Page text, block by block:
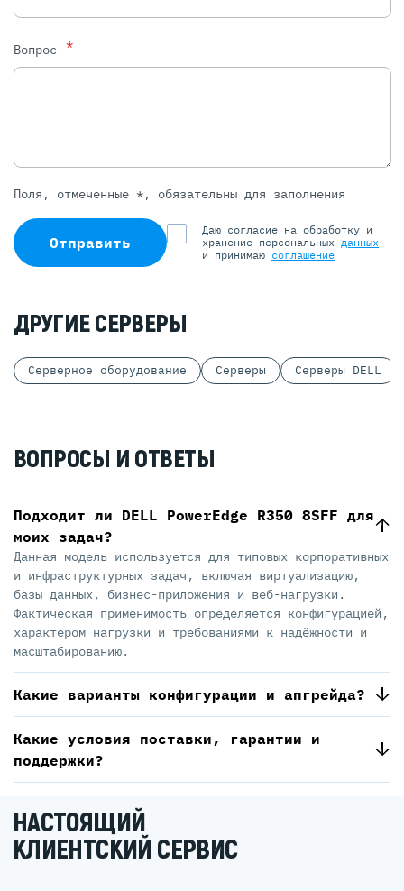
Вопрос *
Поля, отмеченные *, обязательны для заполнения
Отправить
Даю согласие на обработку и
хранение персональных данных
и принимаю соглашение
ДРУГИЕ СЕРВЕРЫ
Серверное оборудование Серверы Серверы DELL
ВОПРОСЫ И ОТВЕТЫ
Подходит ли DELL PowerEdge R350 8SFF для
моих задач?
Данная модель используется для типовых корпоративных
и инфраструктурных задач, включая виртуализацию,
базы данных, бизнес-приложения и веб-нагрузки.
Фактическая применимость определяется конфигурацией,
характером нагрузки и требованиями к надёжности и
масштабированию.
Какие варианты конфигурации и апгрейда?
Какие условия поставки, гарантии и
поддержки?
НАСТОЯЩИЙ
КЛИЕНТСКИЙ СЕРВИС